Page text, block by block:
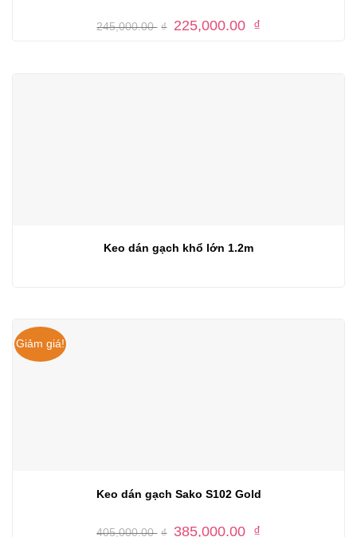
245,000.00 ₫ Giá
225,000.00 ₫Giá
Keo dán gạch khổ lớn 1.2m
Giảm giá!
Keo dán gạch Sako S102 Gold
405,000.00 ₫ Giá
385,000.00 ₫Giá